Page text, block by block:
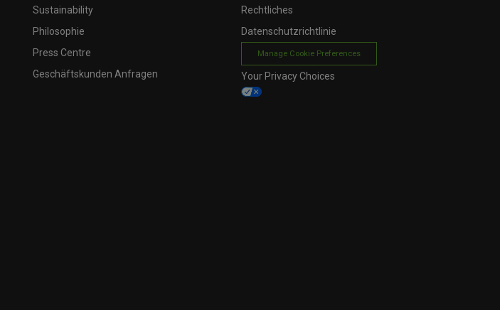
Sustainability
Philosophie
Press Centre
Geschäftskunden Anfragen
Rechtliches
Datenschutzrichtlinie
Manage Cookie Preferences
Your Privacy Choices